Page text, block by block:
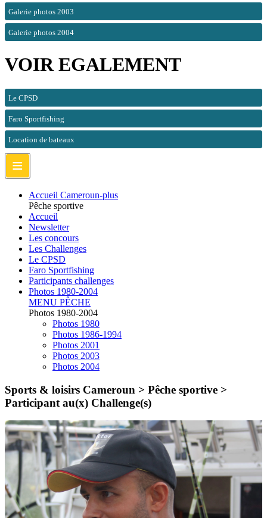
Galerie photos 2003
Galerie photos 2004
VOIR EGALEMENT
Le CPSD
Faro Sportfishing
Location de bateaux
≡
Accueil Cameroun-plus
Pêche sportive
Accueil
Newsletter
Les concours
Les Challenges
Le CPSD
Faro Sportfishing
Participants challenges
Photos 1980-2004
MENU PÊCHE
Photos 1980-2004
Photos 1980
Photos 1986-1994
Photos 2001
Photos 2003
Photos 2004
Sports & loisirs Cameroun > Pêche sportive >
Participant au(x) Challenge(s)